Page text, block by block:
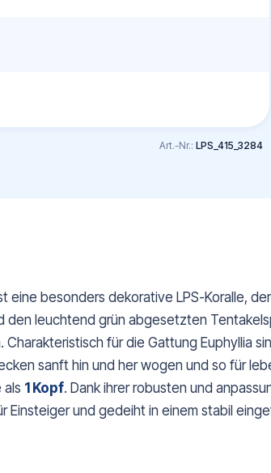
Art.-Nr.: LPS_415_3284
eine besonders dekorative LPS-Koralle,
den leuchtend grün abgesetzten
für die Gattung Euphyllia
sanft hin und her wogen und so für
als 1 Kopf. Dank ihrer robusten und
Einsteiger und gedeiht in einem stabil